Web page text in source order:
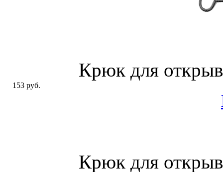
Крюк для
153 руб.
Крюк для